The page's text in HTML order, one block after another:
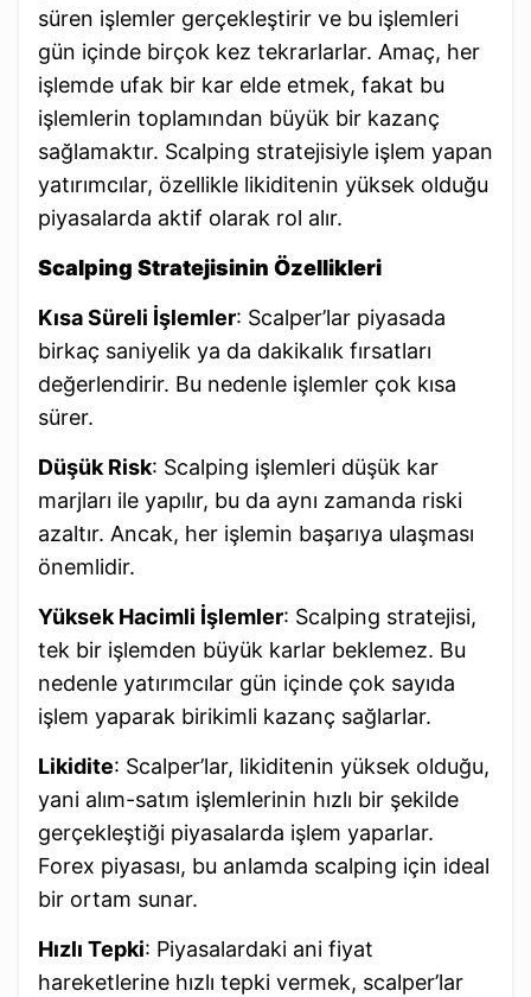
süren işlemler gerçekleştirir ve bu işlemleri
gün içinde birçok kez tekrarlarlar. Amaç, her
işlemde ufak bir kar elde etmek, fakat bu
işlemlerin toplamından büyük bir kazanç
sağlamaktır. Scalping stratejisiyle işlem yapan
yatırımcılar, özellikle likiditenin yüksek olduğu
piyasalarda aktif olarak rol alır.
Scalping Stratejisinin Özellikleri
Kısa Süreli İşlemler: Scalper’lar piyasada
birkaç saniyelik ya da dakikalık fırsatları
değerlendirir. Bu nedenle işlemler çok kısa
sürer.
Düşük Risk: Scalping işlemleri düşük kar
marjları ile yapılır, bu da aynı zamanda riski
azaltır. Ancak, her işlemin başarıya ulaşması
önemlidir.
Yüksek Hacimli İşlemler: Scalping stratejisi,
tek bir işlemden büyük karlar beklemez. Bu
nedenle yatırımcılar gün içinde çok sayıda
işlem yaparak birikimli kazanç sağlarlar.
Likidite: Scalper’lar, likiditenin yüksek olduğu,
yani alım-satım işlemlerinin hızlı bir şekilde
gerçekleştiği piyasalarda işlem yaparlar.
Forex piyasası, bu anlamda scalping için ideal
bir ortam sunar.
Hızlı Tepki: Piyasalardaki ani fiyat
hareketlerine hızlı tepki vermek, scalper’lar